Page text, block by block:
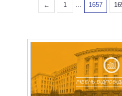
← 1 ... 1657
РІВЕНЬ